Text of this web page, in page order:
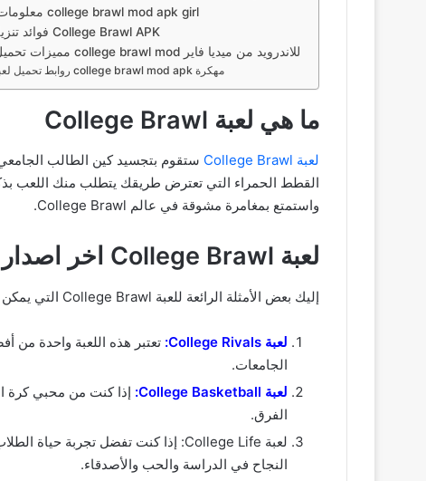
معلومات حول college brawl mod apk girl
فوائد تنزيل لعبة College Brawl APK
مميزات تحميل لعبة college brawl mod للاندرويد من ميديا فاير
روابط تحميل لعبة college brawl mod apk مهكرة
ما هي لعبة College Brawl
لعبة College Brawl
ستقوم بتجسيد كين الطالب
القطط الحمراء التي تعترض طريقك يتطلب منك اللعب
واستمتع بمغامرة مشوقة في عالم College Brawl.
لعبة College Brawl اخر اصدار
إليك بعض الأمثلة الرائعة للعبة College Brawl التي يمكن أن تلهمك في تجربتك:
لعبة College Rivals:
الجامعات.
لعبة College Basketball:
الفرق.
النجاح في الدراسة والحب والأصدقاء.